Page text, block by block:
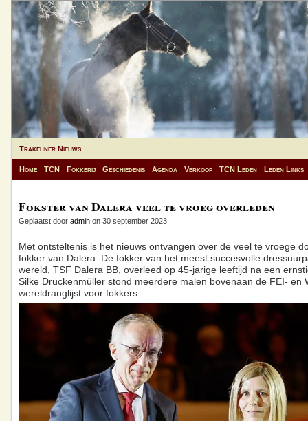
Trakehner Nieuws
Home TCN Fokkerij Geschiedenis Agenda Verkoop TCN Leden Leden Links
Fokster van Dalera veel te vroeg overleden
Geplaatst door admin on 30 september 2023
Met ontsteltenis is het nieuws ontvangen over de veel te vroege
fokker van Dalera. De fokker van het meest succesvolle
wereld, TSF Dalera BB, overleed op 45-jarige leeftijd na een
Silke Druckenmüller stond meerdere malen bovenaan de FEI- en
wereldranglijst voor fokkers.